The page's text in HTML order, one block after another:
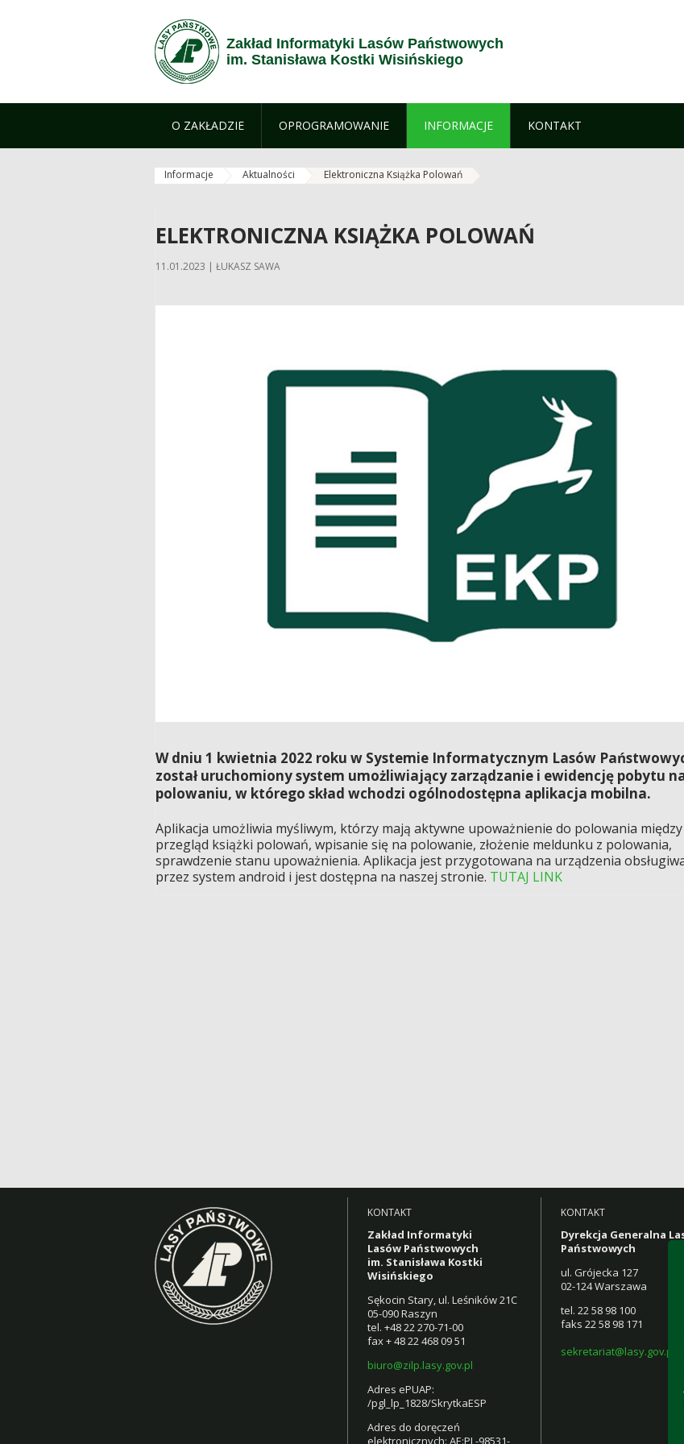
Zakład Informatyki Lasów Państwowych
im. Stanisława Kostki Wisińskiego
O ZAKŁADZIE OPROGRAMOWANIE INFORMACJE KONTAKT
Informacje Aktualności Elektroniczna Książka Polowań
ELEKTRONICZNA KSIĄŻKA POLOWAŃ
11.01.2023 | ŁUKASZ SAWA
W dniu 1 kwietnia 2022 roku w Systemie Informatycznym Lasów
został uruchomiony system umożliwiający zarządzanie i ewidencję pobytu
polowaniu, w którego skład wchodzi ogólnodostępna aplikacja mobilna.
Aplikacja umożliwia myśliwym, którzy mają aktywne upoważnienie do polowania
przegląd książki polowań, wpisanie się na polowanie, złożenie meldunku z polowania,
sprawdzenie stanu upoważnienia. Aplikacja jest przygotowana na urządzenia
przez system android i jest dostępna na naszej stronie. TUTAJ LINK
KONTAKT
Zakład Informatyki
Lasów Państwowych
im. Stanisława Kostki
Wisińskiego
Sękocin Stary, ul. Leśników 21C
05-090 Raszyn
tel. +48 22 270-71-00
fax + 48 22 468 09 51
biuro@zilp.lasy.gov.pl
Adres ePUAP:
/pgl_lp_1828/SkrytkaESP
Adres do doręczeń
elektronicznych: AE:PL-98531-
KONTAKT
Dyrekcja Generalna
Państwowych
ul. Grójecka 127
02-124 Warszawa
tel. 22 58 98 100
faks 22 58 98 171
sekretariat@lasy.gov.pl